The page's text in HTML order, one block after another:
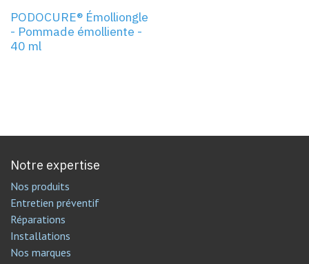
PODOCURE® Émolliongle
- Pommade émolliente -
40 ml
Notre expertise
Nos produits
Entretien préventif
Réparations
Installations
Nos marques